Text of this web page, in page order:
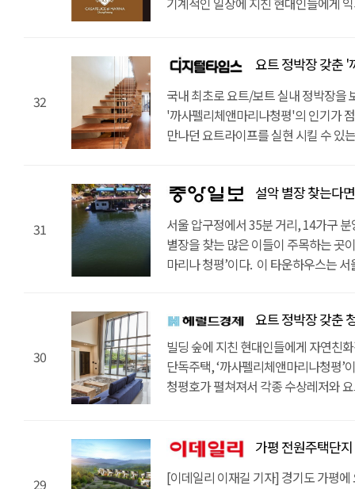
더불어 차량 15분 거리에는 아난티,
세대가 청평호 조망권을 확보했고, 단
프라이빗한 공간에서 개인의 여가생
지열 냉, 난방으로 관리비를 50% 절
좀 더 풍족하게 해준다. 완벽한 힐링
4월에 완공 예정이다. 주양아이디에
세대는 A타입(대지 196평, 건평 110
총 두 가지 타입으로 구성되어 있다.
마련되어 있고, 각각 원하는 스타일로
상태이다. 한편, 관계자는 “현재 ‘까사
럭셔리앤하우스는 청평, 설악, 양평
청심국제병원 등의 의료기관, 우체국,
하고 있다는 점이다. 7M높이의 실내
수 있다. 1년에 한번씩 일정 비용을 지
서비스까지 제공하여 유용하다.주변
풍부하게 누릴 수 있는 가평 고급주택
클럽 티파니 등 각종 수상 레저를 즐길
뛰어나다. 전 세대 청평호 전망이 가
즐기기 좋은 환경이라서 사생활을 중
실내에는 지열 냉, 난방을 이용하여
시스템을 도입하여서 생활이 좀 더 편
참여했다. 현재 1차 준공세대 8가구
준공 세대는 A타입 (대지 196평, 건평
까지 총 두가지 타입으로 구성되어 있
마련되어 있으며, 각자 원하는 스타일
상태이다.한편, 관계자는 “가평?양평
시선에 신경 쓰지 않고 프라이빗한 공
주목할 점이 있다. 국내 최초로 요트/
7M 높이의 실내 정박장에 대략 25대
관리비를 내면 쾌적하고 편하게 요트
골프장 4곳이 위치하고 있다. 도심의
확보했다는 점이 사람들의 마음을 사
30분 거리로, 양양 고속도로의 개통
거리이다. 출퇴근도 가능하기 때문에
없다. 단지 주변의 생활인프라까지 완
관리비를 50% 절감했고, 스마트홈
순간의 여가시간이 아니라 일상 자체
관계자는 “가평 외에도 청평, 설악, 양
등의 매매ㆍ전세ㆍ월세ㆍ렌트가 궁
주목할 필요가 있다”고 전했다./방
32
요트 정박장 갖춘 '
국내 최초로 요트/보트 실내 정박장을
'까사펠리체앤마리나청평'의 인기가
만나던 요트라이프를 실현 시킬 수 있
충분하다. 출퇴근이 가능해서 별장 용
청심국제병원 등의 의료기관, 우체국,
갖추어져 있다.인프라만큼 다양한 레
이다. 단지 바로 앞의 청평호에서 클럽
골프장이 자리하고 있어서 지상레저
풍요로운만큼 가평 단독주택은 내부
가능하도록 배치 하였고, 단독정원과
공간에서 프라이빗한 여가생활을 즐
이용하여 관리비를 50% 절감하였고,
정박장에는 대략 25대 정도의 요트를
비용을 지불 할 경우 개인 보트를 관
31
설악 별장 찾는다면…요트
서울 압구정에서 35분 거리, 14가구
별장을 찾는 많은 이들이 주목하는 곳
마리나 청평’이다. 이 타운하우스는
있다. 까사펠리체 앤 마리나 청평은
4월 완공 예정이다. 현재 1차 준공 세
분양 중이다. 1차 준공 세대는 A타입(
190평, 건평 50평)으로 구성돼 있다.
참여했다. 까사펠리체 앤 마리나 청평
들어서는 단독형 타운하우스로, 전세
앞에서 클럽 티파니를 비롯한 각종 수
30
요트 정박장 갖춘 청평
빌딩 숲에 지친 현대인들에게 자연친
단독주택, ‘까사펠리체앤마리나청평’
청평호가 펼쳐져서 각종 수상레저와
참여했으며, 1차 준공세대와 2차 토
까지 총 두가지 타입으로 구성되어 있
29
가평 전원주택단
[이데일리 이재길 기자] 경기도 가평